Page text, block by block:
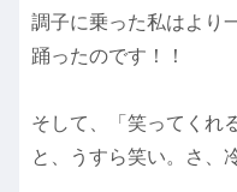
調子に乗った私はより
踊ったのです！！
そして、「笑ってくれ
と、うすら笑い。さ、